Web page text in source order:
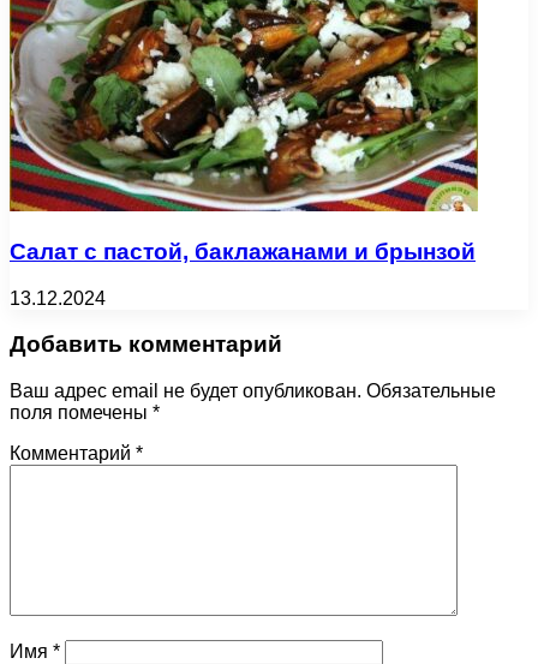
Салат с пастой, баклажанами и брынзой
13.12.2024
Добавить комментарий
Ваш адрес email не будет опубликован. Обязательные
поля помечены *
Комментарий *
Имя *